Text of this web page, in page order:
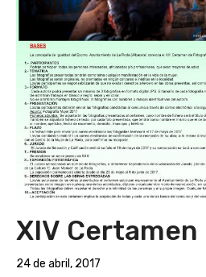
XIV
24 de abril, 2017